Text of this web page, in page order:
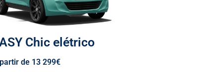
Chic elétrico
de 13 299€